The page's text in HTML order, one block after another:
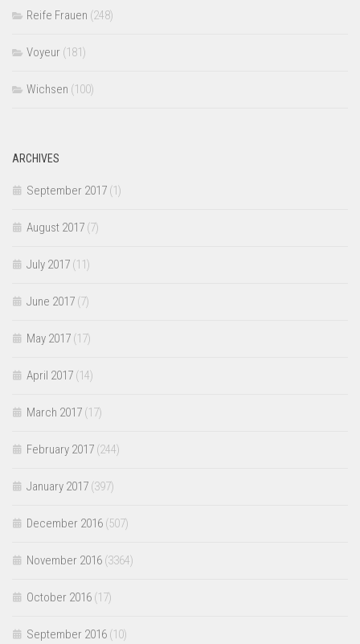
Reife Frauen (248)
Voyeur (181)
Wichsen (100)
ARCHIVES
September 2017 (1)
August 2017 (7)
July 2017 (11)
June 2017 (7)
May 2017 (17)
April 2017 (14)
March 2017 (17)
February 2017 (244)
January 2017 (397)
December 2016 (507)
November 2016 (3364)
October 2016 (17)
September 2016 (10)